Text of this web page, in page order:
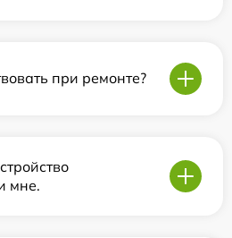
при ремонте?
мне.